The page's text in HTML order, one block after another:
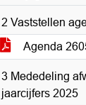
2 Vaststellen
Agenda
3 Mededeling
jaarcijfers 2025